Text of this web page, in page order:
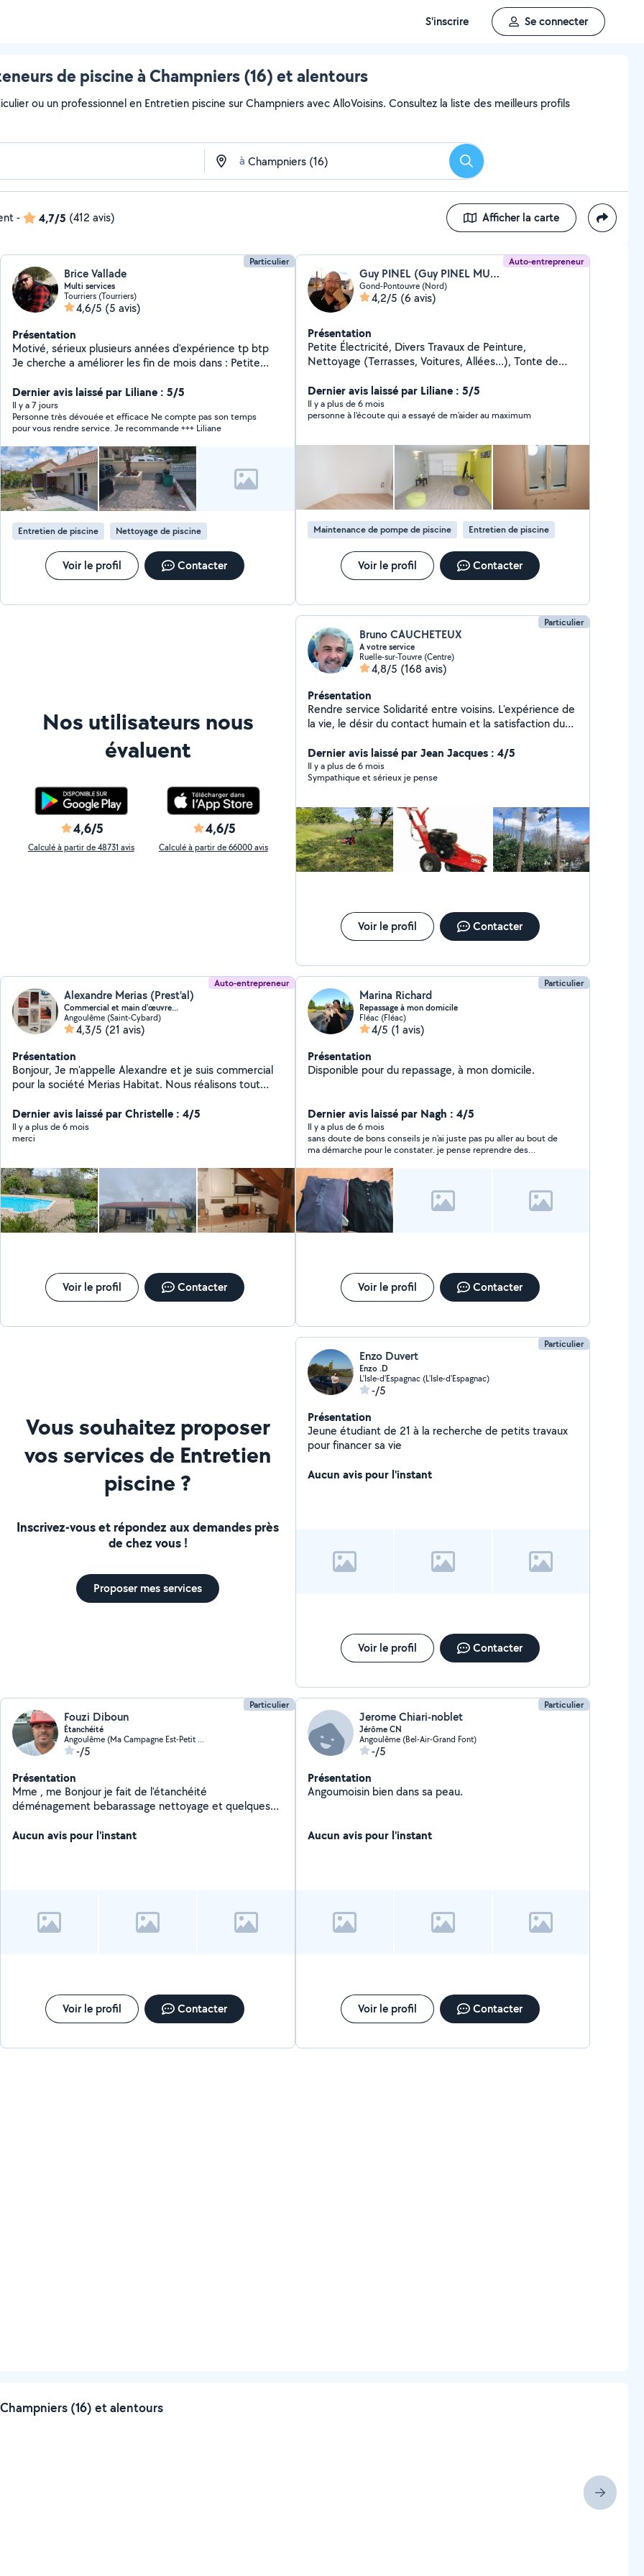
S'inscrire Se connecter
de piscine à Champniers (16) et alentours
ou un professionnel en Entretien piscine sur Champniers avec AlloVoisins. Consultez la liste des meilleurs profils
à Rechercher
- 4,7/5 (412 avis) Afficher la carte
Particulier
Brice Vallade
Multi services
Tourriers (Tourriers)
4,6/5 (5 avis)
Présentation
Motivé, sérieux plusieurs années d'expérience tp btp
Je cherche a améliorer les fin de mois dans : Petite
terrasse, nettoyage gouttière, nettoyage monument
funéraire, débouchage évacuation (wc, évier)tout les
petits travaux de maison également ne pas hésiter à
me contacter
Dernier avis laissé par Liliane : 5/5
Il y a 7 jours
Personne très dévouée et efficace Ne compte pas son temps
pour vous rendre service. Je recommande +++ Liliane
Entretien de piscine Nettoyage de piscine
Voir le profil Contacter
Auto-entrepreneur
Guy PINEL (Guy PINEL MULTISERVICES)
Gond-Pontouvre (Nord)
4,2/5 (6 avis)
Présentation
Petite Électricité, Divers Travaux de Peinture,
Nettoyage (Terrasses, Voitures, Allées...), Tonte de
Meubles en Kit, Livraison de Courses, Assistance
Informatique, etc...
Dernier avis laissé par Liliane : 5/5
Il y a plus de 6 mois
personne à l'écoute qui a essayé de m'aider au maximum
Maintenance de pompe de piscine Entretien de piscine
Voir le profil Contacter
Nos utilisateurs nous
évaluent
4,6/5
Calculé à partir de 48731 avis
4,6/5
Calculé à partir de 66000 avis
Particulier
Bruno CAUCHETEUX
A votre service
Ruelle-sur-Touvre (Centre)
4,8/5 (168 avis)
Présentation
Rendre service Solidarité entre voisins. L'expérience de
la vie, le désir du contact humain et la satisfaction du
dire gratuité.....
Dernier avis laissé par Jean Jacques : 4/5
Il y a plus de 6 mois
Sympathique et sérieux je pense
Voir le profil Contacter
Auto-entrepreneur
Alexandre Merias (Prest'al)
Commercial et main d'œuvre...
Angoulême (Saint-Cybard)
4,3/5 (21 avis)
Présentation
Bonjour, Je m'appelle Alexandre et je suis commercial
pour la société Merias Habitat. Nous réalisons tout
démoussage de toiture, l'isolation, la ventilation et le
placoplâtre. N'hésitez pas à me contacter pour tout
type de projet. Nous saurons vous apporter les
maîtriserions pas un domaine en particulier.
Dernier avis laissé par Christelle : 4/5
Il y a plus de 6 mois
merci
Voir le profil Contacter
Particulier
Marina Richard
Repassage à mon domicile
Fléac (Fléac)
4/5 (1 avis)
Présentation
Disponible pour du repassage, à mon domicile.
Dernier avis laissé par Nagh : 4/5
Il y a plus de 6 mois
sans doute de bons conseils je n'ai juste pas pu aller au bout de
ma démarche pour le constater. je pense reprendre des
contact
Voir le profil Contacter
Vous souhaitez proposer
vos services de Entretien
piscine ?
Inscrivez-vous et répondez aux demandes près
de chez vous !
Proposer mes services
Particulier
Enzo Duvert
Enzo .D
L'Isle-d'Espagnac (L'Isle-d'Espagnac)
-/5
Présentation
Jeune étudiant de 21 à la recherche de petits travaux
pour financer sa vie
Aucun avis pour l'instant
Voir le profil Contacter
Particulier
Fouzi Diboun
Étanchéité
Angoulême (Ma Campagne Est-Petit Fresquet)
-/5
Présentation
Mme , me Bonjour je fait de l'étanchéité
déménagement bebarassage nettoyage et quelques
Aucun avis pour l'instant
Voir le profil Contacter
Particulier
Jerome Chiari-noblet
Jérôme CN
Angoulême (Bel-Air-Grand Font)
-/5
Présentation
Angoumoisin bien dans sa peau.
Aucun avis pour l'instant
Voir le profil Contacter
(16) et alentours